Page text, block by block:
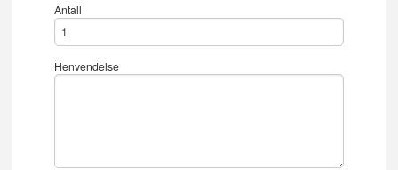
Antall
Henvendelse